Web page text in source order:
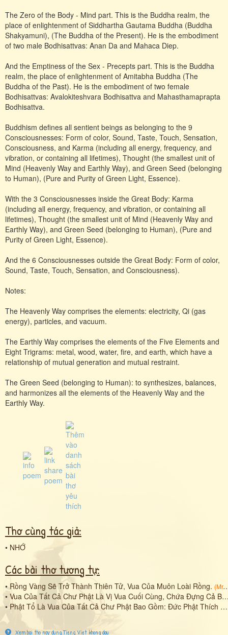
The Zero of the Body - Mind part. This is the Buddha realm, the
place of enlightenment of Siddhartha Gautama Buddha (Buddha
Shakyamuni), (The Buddha of the Present). He is the embodiment
of two male Bodhisattvas: Anan Da and Mahaca Diep.
And the Emptiness of the Sex - Precepts part. This is the Buddha
realm, the place of enlightenment of Amitabha Buddha (The
Buddha of the Past). He is the embodiment of two female
Bodhisattvas: Avalokiteshvara Bodhisattva and Mahasthamaprapta
Bodhisattva.
Buddhism defines all sentient beings as belonging to the 9
Consciousnesses: Form of color, Sound, Taste, Touch, Sensation,
Consciousness, and Karma (including all energy, frequency, and
vibration, or containing all lifetimes), Thought (the smallest unit of
Mind (Heavenly Way and Earthly Way), and Green Seed (belonging
to Human), (Pure and Purity of Green Light, Essence).
With the 3 Consciousnesses inside the Great Body: Karma
(including all energy, frequency, and vibration, or containing all
lifetimes), Thought (the smallest unit of Mind (Heavenly Way and
Earthly Way), and Green Seed (belonging to Human), (Pure and
Purity of Green Light, Essence).
And the 6 Consciousnesses outside the Great Body: Form of color,
Sound, Taste, Touch, Sensation, and Consciousness).
Notes:
The Heavenly Way comprises the elements: electricity, Qi (gas
energy), particles, and vacuum.
The Earthly Way comprises the elements of the Five Elements and
Eight Trigrams: metal, wood, water, fire, and earth, which have a
relationship of mutual generation and mutual restraint.
The Green Seed (belonging to Human): to synthesizes, balances,
and harmonizes all the elements of the Heavenly Way and the
Earthly Way.
Thơ cùng tác giả:
• NHỚ
Các bài thơ tương tự:
•Rồng Vàng Sẽ Trở Thành Thiên Tử, Vua Của Muôn Loài Rồng. (Mr. Smile
• Vua Của Tất Cả Chư Phật Là Vị Vua Cuối Cùng, Chứa Đựng Cả Ba Vị Phật Trong Một Đại Thể Vũ Trụ, Chứng Đắc Toàn Bộ Cõi Đại Niết Bàn.
•Phật Tổ Là Vua Của Tất Cả Chư Phật Bao Gồm: Đức Phật Thích Ca Mâu Ni (Vị Phật Của Quá Khứ), Đức Phật A Di Đà (Vị Phật Của Hiện Tại), Đức Phật Di Lặc (Vị Phật Của Tương Lai).
Xem bai tho nay dung Tieng Viet khong dau